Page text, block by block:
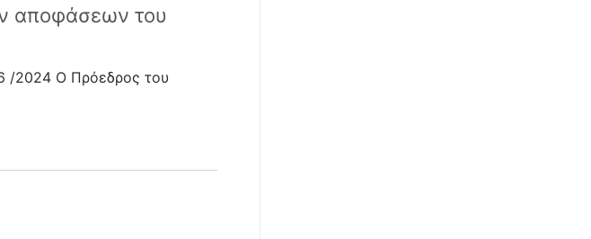
αποφάσεων του
/2024 Ο Πρόεδρος του